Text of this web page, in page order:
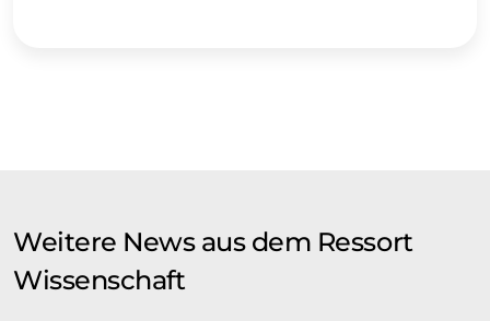
Weitere News aus dem Ressort
Wissenschaft